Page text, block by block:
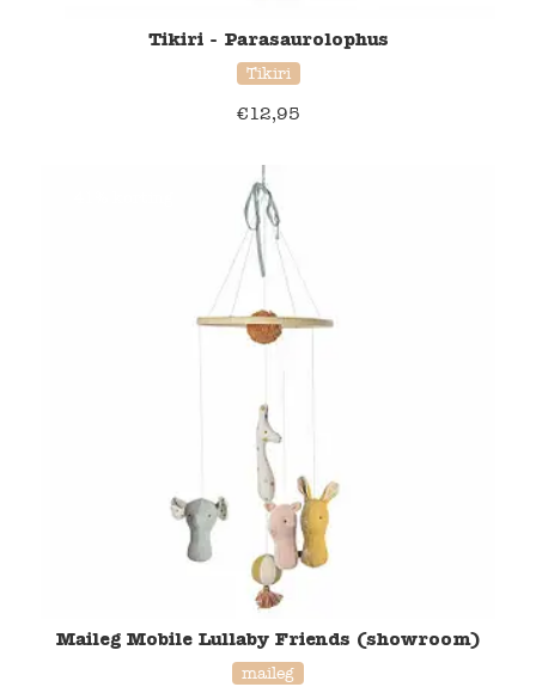
Tikiri - Parasaurolophus
Tikiri
€12,95
Maileg Mobile Lullaby Friends​​ (showroom)
maileg